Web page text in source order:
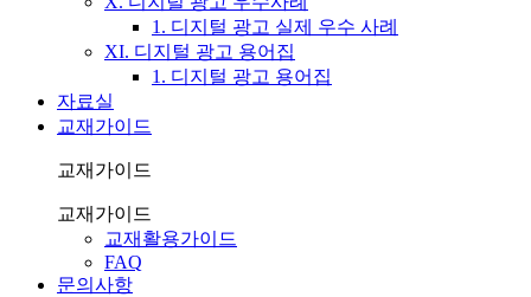
1. 디지털 광고 실제 우수 사례
XI. 디지털 광고 용어집
1. 디지털 광고 용어집
자료실
교재가이드
교재가이드
교재가이드
교재활용가이드
FAQ
문의사항